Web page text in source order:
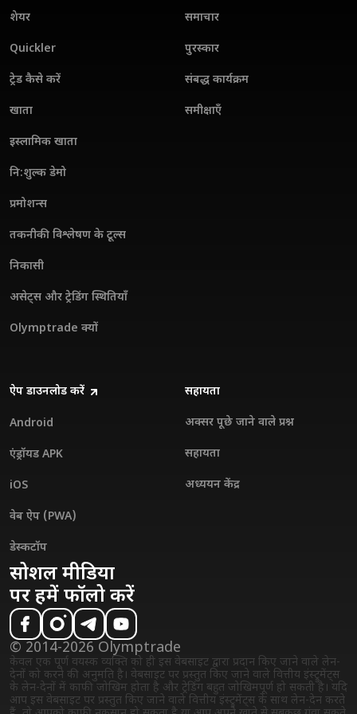
शेयर
Quickler
ट्रेड कैसे करें
खाता
इस्लामिक खाता
नि:शुल्क डेमो
प्रमोशन्स
तकनीकी विश्लेषण के टूल्स
निकासी
असेट्स और ट्रेडिंग स्थितियाँ
Olymptrade क्यों
समाचार
पुरस्कार
संबद्ध कार्यक्रम
समीक्षाएँ
ऐप डाउनलोड करें
Android
एंड्रॉयड APK
iOS
वेब ऐप (PWA)
डेस्कटॉप
सहायता
अक्सर पूछे जाने वाले प्रश्न
सहायता
अध्ययन केंद्र
सोशल मीडिया
पर हमें फॉलो करें
© 2014-2026 Olymptrade
केवल एक पूर्ण वयस्क व्यक्ति को ही इस वेबसाइट द्वारा प्रदान किए जाने वाले लेन-
देनों को करने की अनुमति है। वेबसाइट पर प्रस्तुत किए जाने वाले वित्तीय इंस्ट्रुमेंट्स
के लेन-देनों में काफी जोखिम होता है और ट्रेडिंग बहुत जोखिमपूर्ण हो सकती है। यदि
आप इस वेबसाइट पर प्रस्तुत किए जाने वाले वित्तीय इंस्ट्रुमेंट्स के साथ लेन-देन करते